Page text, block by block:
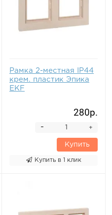
Рамка 2-местная IP44
крем. пластик Эпика
EKF
280р.
+
-
Купить
Купить в 1 клик